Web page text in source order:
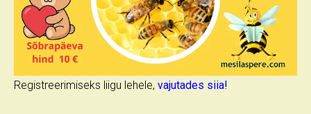
Registreerimiseks liigu lehele, vajutades siia!